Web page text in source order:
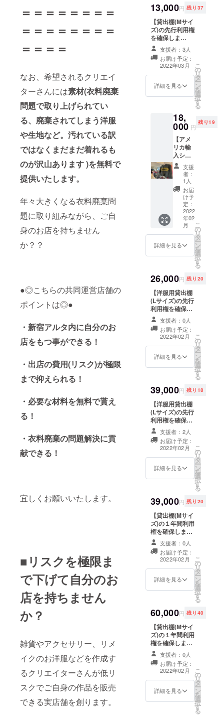
＝＝＝＝＝＝＝＝
＝＝＝＝＝＝＝＝
＝＝＝＝
なお、希望されるクリエイ
ターさんには素材(衣料廃棄
問題で取り上げられてい
る、廃棄されてしまう洋服
や生地など。汚れている訳
ではなくまだまだ着れるも
のが沢山あります )を無料で
提供いたします。
年々大きくなる衣料廃棄問
題に取り組みながら、ご自
身のお店を持ちません
か？？
●◎こちらの共同運営店舗の
ポイントは◎●
・新宿アルタ内に自分のお
店をもつ事ができる！
・出店の費用(リスク)が極限
まで抑えられる！
・必要な材料を無料で貰え
る！
・衣料廃棄の問題解決に貢
献できる！
宜しくお願いいたします。
■リスクを極限ま
で下げて自分のお
店を持ちません
か？
雑貨やアクセサリー、リメ
イクのお洋服などを作成す
るクリエイターさんが低リ
スクでご自身の作品を販売
できる実店舗を創ります。
お名前をWEBサ
イトに記載 ※掲
載期間はお店の
開店より1年間 ※
支援時、必ず備
考欄にご希望の
お名前をご記入
ください ■貸出
棚利用権（２月
項】 ・販売ス
ペースは縦４０
㎝×幅４０㎝✕奥
設計中、若干の
変動有） ・2月
分の棚の利用料
は無料です。以
降は月額４，４
００円程度（税
込）がかかりま
す
13,000円 残り37
【貸出棚(Mサイ
ズ)の先行利用権
を確保しま
す！】 ■お礼の
メール ■サポー
ターとしてお名
前をWEBサイト
に記載 ※掲載期
間はお店の開店
前をご記入くだ
項】 ・販売ス
ペースは縦４０
㎝×幅４０㎝✕奥
行４０cm（現在
設計中、若干の
変動有） ・2月
分の棚の利用料
は無料です。以
降は月額６，６
００円程度（税
込）がかかりま
支援者：3人
お届け予定：
2022年03月
詳細を見る
こ
の
リ
タ
ー
ン
を
選
択
す
る
18,
000 円
残り19
【アメ
リカ輸
入シャ
ツ2点＆
ス
ウェッ
トor
パー
カー1点
詰め合
わせ】
※画像は
一例で
す ■ア
メカジ
古着(サ
XL)の
シャツ2
点ス
ウェッ
トor
カー1点
をお届
け ■御
礼の
メール
名前を
WEBサ
イトに
記載
支援
者：
1人
お届
け予
定：
2022
年02
月
詳細を見る
こ
の
リ
タ
ー
ン
を
選
択
す
る
26,000円 残り20
【洋服用貸出棚
(Lサイズ)の先行
利用権を確保し
ます！】 ※Bプラ
ン(販売手数料
25％)適用。詳し
くは本文中の『●
共有ルール・ご
利用方法』を参
お名前をWEBサ
イトに記載 ※掲
載期間はお店の
開店より1年間 ※
支援時、必ず備
考欄にご希望の
お名前をご記入
ください ■貸出
棚利用権（２月
事項】 ・販売ス
ペースは縦１２
０㎝×幅４０㎝✕
在設計中、若干
の変動あり） ・
2月分の棚の利用
料は無料です。
以降は月額１
３，２００円
（税込）がかか
ります
支援者：0人
お届け予定：
2022年02月
詳細を見る
こ
の
リ
タ
ー
ン
を
選
択
す
る
39,000円 残り18
【洋服用貸出棚
(Lサイズ)の先行
利用権を確保し
ます！】 ■お礼
のメール ■サ
ポーターとして
お名前をWEBサ
イトに記載 ※掲
載期間はお店の
お名前をご記入
ください ■貸出
棚利用権（２月
分無料） 【注意
事項】 ・販売ス
ペースは縦１２
０㎝×幅４０㎝✕
奥行４２cm（現
在設計中、若干
の変動あり） ・
2月分の棚の利用
料は無料です。
（税込）がかか
ります
支援者：2人
お届け予定：
2022年02月
詳細を見る
こ
の
リ
タ
ー
ン
を
選
択
す
る
39,000円 残り20
【貸出棚(Mサイ
ズ)の１年間利用
権を確保しま
す！】 ※Bプラン
(販売手数料
25％)適用。詳し
くは本文中の『●
共有ルール・ご
利用方法』を参
お名前をWEBサ
イトに記載 ※掲
載期間はお店の
開店より1年間 ※
支援時、必ず備
考欄にご希望の
お名前をご記入
ください ■貸出
棚利用権（２０
０２３年２月）
【注意事項】 ・
支援者：0人
お届け予定：
2022年02月
詳細を見る
こ
の
リ
タ
ー
ン
を
選
択
す
る
60,000円 残り40
【貸出棚(Mサイ
ズ)の１年間利用
権を確保しま
す！】 ■お礼の
メール ■サポー
ターとしてお名
前をWEBサイト
に記載 ※掲載期
間はお店の開店
支援者：0人
お届け予定：
2022年02月
詳細を見る
こ
の
リ
タ
ー
ン
を
選
択
す
る